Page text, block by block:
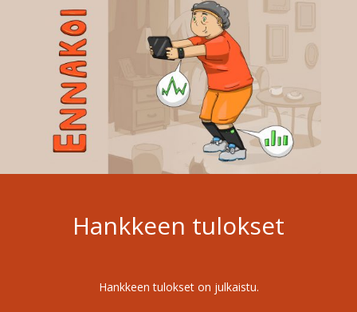
Hankkeen tulokset
Hankkeen tulokset on julkaistu.